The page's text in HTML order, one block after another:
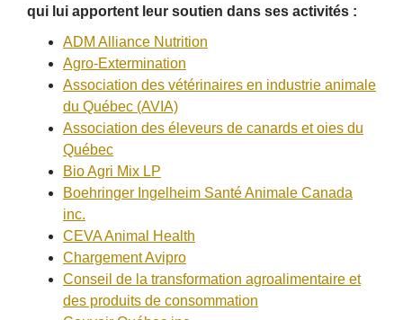
qui lui apportent leur soutien dans ses activités :
ADM Alliance Nutrition
Agro-Extermination
Association des vétérinaires en industrie animale
du Québec (AVIA)
Association des éleveurs de canards et oies du
Québec
Bio Agri Mix LP
Boehringer Ingelheim Santé Animale Canada
inc.
CEVA Animal Health
Chargement Avipro
Conseil de la transformation agroalimentaire et
des produits de consommation